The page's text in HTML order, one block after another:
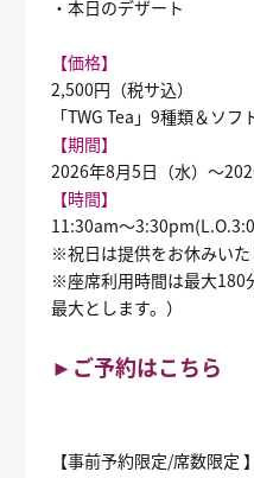
・本日のデザート
【価格】
2,500円（税サ込）
「TWG Tea」9種類＆ソ
【期間】
2026年8月5日（水）〜
【時間】
11:30am～
※祝日は提供をお休みいた
※座席利用時間は最大180
最大とします。）
►ご予約はこちら
【事前予約限定/席数限定